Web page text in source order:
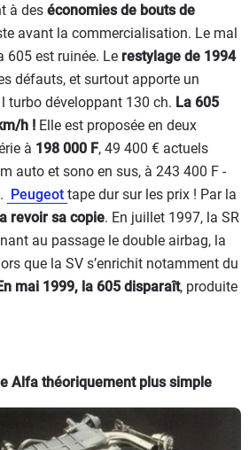
à des économies de bouts de
avant la commercialisation. Le mal
605 est ruinée. Le restylage de 1994
défauts, et surtout apporte un
turbo développant 130 ch. La 605
h ! Elle est proposée en deux
à 198 000 F, 49 400 € actuels
auto et sono en sus, à 243 400 F -
Peugeot tape dur sur les prix ! Par la
revoir sa copie. En juillet 1997, la SR
au passage le double airbag, la
que la SV s’enrichit notamment du
mai 1999, la 605 disparaît, produite
Alfa théoriquement plus simple